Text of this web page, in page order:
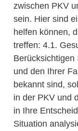
zwischen PKV
sein. Hier sind
helfen können,
treffen: 4.1.
Berücksichtigen
und den Ihrer
bekannt sind,
in der PKV und
in Ihre
Situation